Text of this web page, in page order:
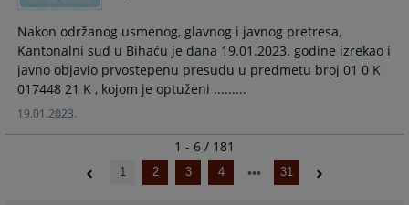
Nakon održanog usmenog, glavnog i javnog pretresa,
Kantonalni sud u Bihaću je dana 19.01.2023. godine izrekao i
javno objavio prvostepenu presudu u predmetu broj 01 0 K
017448 21 K , kojom je optuženi .........
19.01.2023.
1 - 6 / 181
1 2 3 4 31